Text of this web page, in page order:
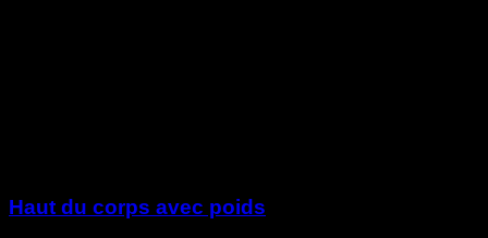
Haut du corps avec poids